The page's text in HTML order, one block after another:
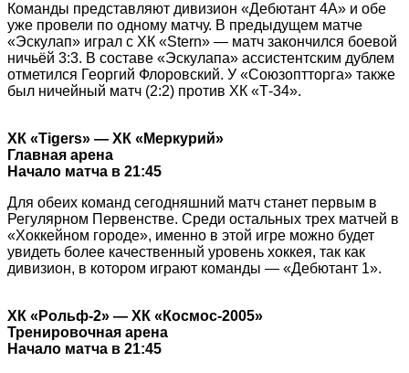
Команды представляют дивизион «Дебютант 4А» и обе
уже провели по одному матчу. В предыдущем матче
«Эскулап» играл с ХК «Stern» — матч закончился боевой
ничьёй 3:3. В составе «Эскулапа» ассистентским дублем
отметился Георгий Флоровский. У «Союзоптторга» также
был ничейный матч (2:2) против ХК «Т-34».
ХК «Tigers» — ХК «Меркурий»
Главная арена
Начало матча в 21:45
Для обеих команд сегодняшний матч станет первым в
Регулярном Первенстве. Среди остальных трех матчей в
«Хоккейном городе», именно в этой игре можно будет
увидеть более качественный уровень хоккея, так как
дивизион, в котором играют команды — «Дебютант 1».
ХК «Рольф-2» — ХК «Космос-2005»
Тренировочная арена
Начало матча в 21:45